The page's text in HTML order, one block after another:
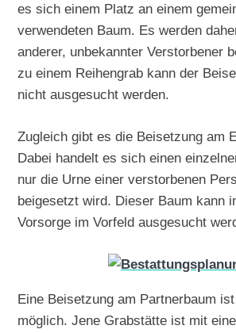
es sich einem Platz an einem
verwendeten Baum. Es werden
anderer, unbekannter Verstorbener
zu einem Reihengrab kann der
nicht ausgesucht werden.
Zugleich gibt es die Beisetzung am
Dabei handelt es sich einen
nur die Urne einer verstorbenen
beigesetzt wird. Dieser Baum kann
Vorsorge im Vorfeld ausgesucht
Eine Beisetzung am Partnerbaum
möglich. Jene Grabstätte ist mit